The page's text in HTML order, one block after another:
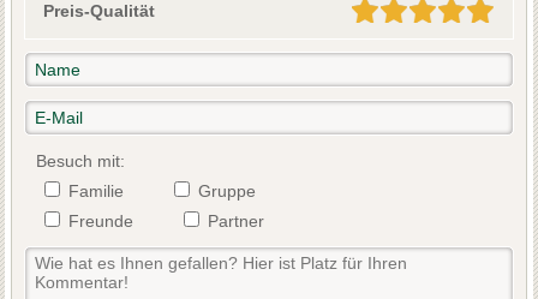
Preis-Qualität
Besuch mit:
Familie
Gruppe
Freunde
Partner